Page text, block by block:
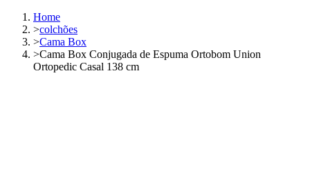
Home
>colchões
>Cama Box
>Cama Box Conjugada de Espuma Ortobom Union
Ortopedic Casal 138 cm